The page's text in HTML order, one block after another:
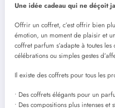
Une idée cadeau qui ne déçoit
Offrir un coffret, c’est offrir bien
émotion, un moment de plaisir et
coffret parfum s’adapte à toutes
célébrations ou simples gestes
Il existe des coffrets pour tous les
• Des coffrets élégants pour un
• Des compositions plus intenses